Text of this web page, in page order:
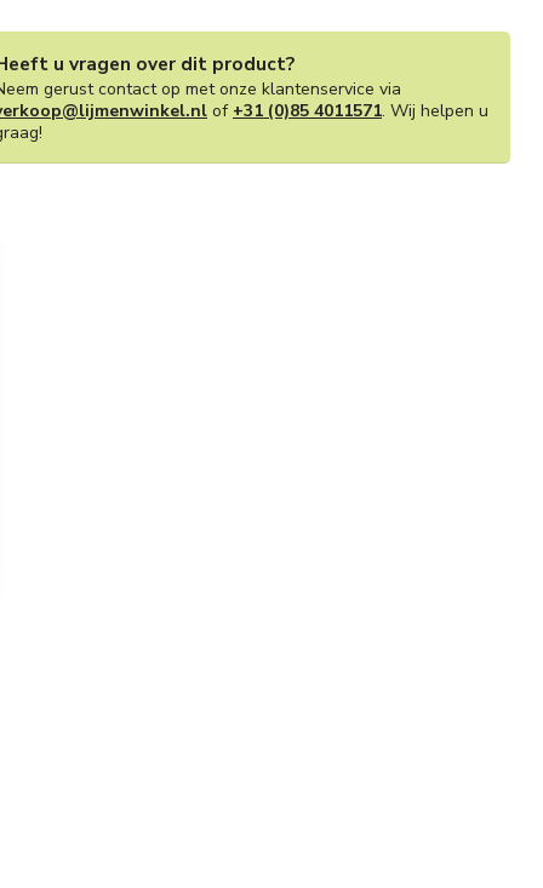
u vragen over dit product?
gerust contact op met onze klantenservice via
of +31 (0)85 4011571. Wij helpen u